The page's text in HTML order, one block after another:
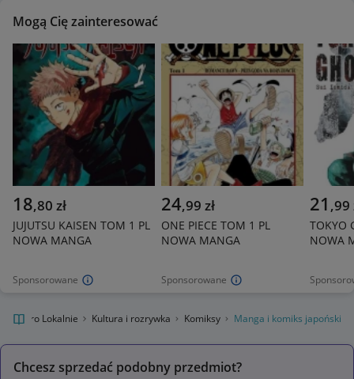
Mogą Cię zainteresować
Sponsorowane
18,80 zł
JUJUTSU KAISEN TOM 1 PL
NOWA MANGA
Sponsorowane
24,99 zł
ONE PIECE TOM 1 PL
NOWA MANGA
21 ,99
TOKYO
NOWA
Allegro Lokalnie Kultura i rozrywka Komiksy Manga i komiks japoński
Chcesz sprzedać podobny przedmiot?